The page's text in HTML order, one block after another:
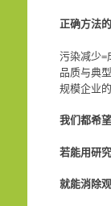
正确方法
污染减少=
品质与典
规模企业
我们都希
若能用研
就能消除